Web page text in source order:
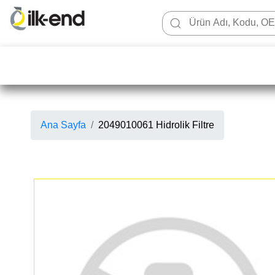
Ana Sayfa 2049010061 Hidrolik Filtre